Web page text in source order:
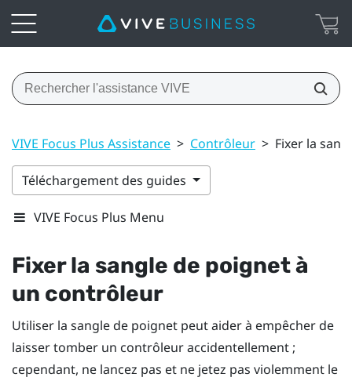
VIVE Focus Plus Assistance > Contrôleur > Fixer la
Téléchargement des guides
VIVE Focus Plus Menu
Fixer la sangle de poignet à
un contrôleur
Utiliser la sangle de poignet peut aider à empêcher de
laisser tomber un contrôleur accidentellement ;
cependant, ne lancez pas et ne jetez pas violemment le